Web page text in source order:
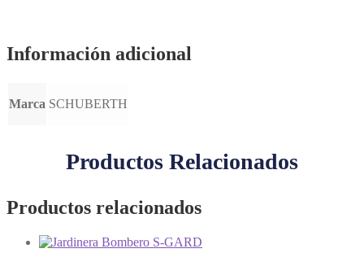
Información adicional
Marca SCHUBERTH
Productos Relacionados
Productos relacionados